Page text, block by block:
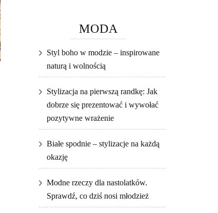
MODA
Styl boho w modzie – inspirowane
naturą i wolnością
Stylizacja na pierwszą randkę: Jak
dobrze się prezentować i wywołać
pozytywne wrażenie
Białe spodnie – stylizacje na każdą
okazję
Modne rzeczy dla nastolatków.
Sprawdź, co dziś nosi młodzież